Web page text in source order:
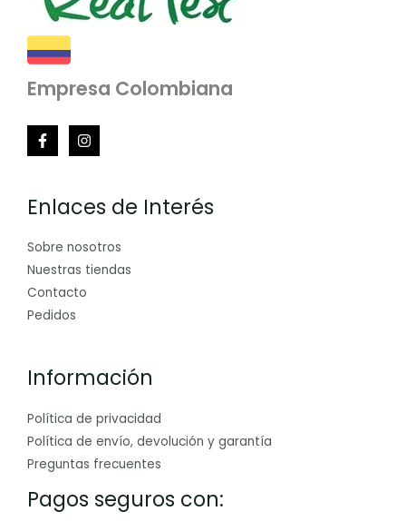
Empresa Colombiana
Enlaces de Interés
Sobre nosotros
Nuestras tiendas
Contacto
Pedidos
Información
Política de privacidad
Política de envío, devolución y garantía
Preguntas frecuentes
Pagos seguros con: